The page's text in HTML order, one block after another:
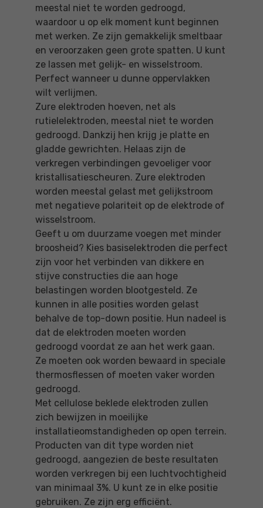
meestal niet te worden gedroogd,
waardoor u op elk moment kunt beginnen
met werken. Ze zijn gemakkelijk smeltbaar
en veroorzaken geen grote spatten. U kunt
ze lassen met gelijk- en wisselstroom.
Perfect wanneer u dunne oppervlakken
wilt verlijmen.
Zure elektroden hoeven, net als
rutielelektroden, meestal niet te worden
gedroogd. Dankzij hen krijg je platte en
gladde gewrichten. Helaas zijn de
verkregen verbindingen gevoeliger voor
kristallisatiescheuren. Zure elektroden
worden meestal gelast met gelijkstroom
met negatieve polariteit op de elektrode of
wisselstroom.
Geeft u om duurzame voegen met minder
broosheid? Kies basiselektroden die perfect
zijn voor het verbinden van dikkere en
stijve constructies die aan hoge
belastingen worden blootgesteld. Ze
kunnen in alle posities worden gelast
behalve de top-down positie. Hun nadeel is
dat de elektroden moeten worden
gedroogd voordat ze aan het werk gaan.
Ze moeten ook worden bewaard in speciale
thermosflessen of moeten vaker worden
gedroogd.
Met cellulose beklede elektroden zullen
zich bewijzen in moeilijke
installatieomstandigheden op open terrein.
Producten van dit type worden niet
gedroogd, aangezien de beste resultaten
worden verkregen bij een luchtvochtigheid
van minimaal 3%. U kunt ze in elke positie
gebruiken. Ze zijn erg efficiënt.